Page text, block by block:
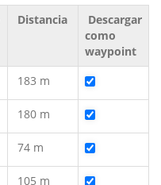
Distancia
Descargar
como
waypoint
183 m
180 m
74 m
105 m